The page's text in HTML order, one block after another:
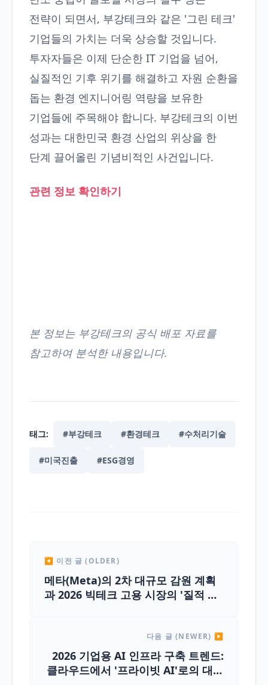
전략이 되면서, 부강테크와 같은 '그린 테크'
기업들의 가치는 더욱 상승할 것입니다.
투자자들은 이제 단순한 IT 기업을 넘어,
실질적인 기후 위기를 해결하고 자원 순환을
돕는 환경 엔지니어링 역량을 보유한
기업들에 주목해야 합니다. 부강테크의 이번
성과는 대한민국 환경 산업의 위상을 한
단계 끌어올린 기념비적인 사건입니다.
관련 정보 확인하기
본 정보는 부강테크의 공식 배포 자료를
참고하여 분석한 내용입니다.
태그: #부강테크 #환경테크 #수처리기술
#미국진출 #ESG경영
◀ 이전 글 (OLDER)
메타(Meta)의 2차 대규모 감원 계획
과 2026 빅테크 고용 시장의 '질적 변
다음 글 (NEWER) ▶
2026 기업용 AI 인프라 구축 트렌드:
클라우드에서 '프라이빗 AI'로의 대전